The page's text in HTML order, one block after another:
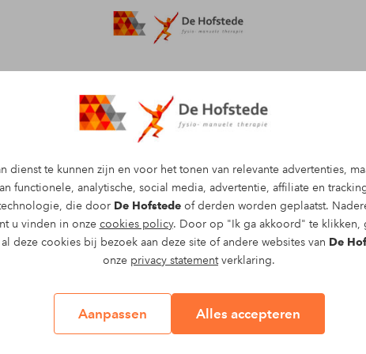
dienst te kunnen zijn en voor het tonen van relevante advertenties,
functionele, analytische, social media, advertentie, affiliate en
die door De Hofstede of derden worden geplaatst.
u vinden in onze cookies policy. Door op "Ik ga akkoord" te klikken,
al deze cookies bij bezoek aan deze site of andere websites van De
onze privacy statementverklaring.
Aanpassen Alles accepteren
Afspraak maken
maken met een
bedrijfszorg
doe je gemakkelijk online. Vul jouw
nemen zo snel mogelijk contact